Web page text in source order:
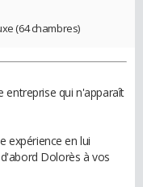
(64 chambres)
entreprise qui n'apparaît
expérience en lui
Dolorès à vos